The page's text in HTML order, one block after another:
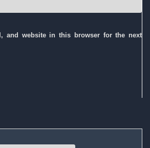
and website in this browser for the next